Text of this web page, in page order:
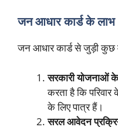
जन आधार कार्ड के लाभ
जन आधार कार्ड से जुड़ी कुछ
सरकारी योजनाओं के
करता है कि
के लिए पात्र हैं।
सरल आवेदन